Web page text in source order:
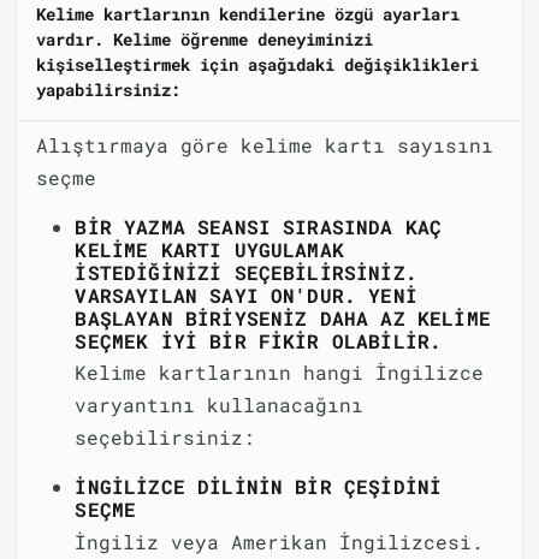
Kelime kartlarının kendilerine özgü ayarları
vardır. Kelime öğrenme deneyiminizi
kişiselleştirmek için aşağıdaki değişiklikleri
yapabilirsiniz:
Alıştırmaya göre kelime kartı sayısını
seçme
BIR YAZMA SEANSI SIRASINDA KAÇ
KELIME KARTI UYGULAMAK
ISTEDIĞINIZI SEÇEBILIRSINIZ.
VARSAYILAN SAYI ON'DUR. YENI
BAŞLAYAN BIRIYSENIZ DAHA AZ KELIME
SEÇMEK IYI BIR FIKIR OLABILIR.
Kelime kartlarının hangi İngilizce
varyantını kullanacağını
seçebilirsiniz:
İNGILIZCE DILININ BIR ÇEŞIDINI
SEÇME
İngiliz veya Amerikan İngilizcesi.